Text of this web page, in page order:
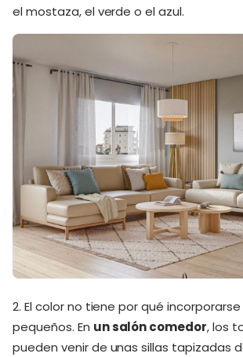
el mostaza, el verde o el azul.
2. El color no tiene por qué
pequeños. En un salón comedor, los
pueden venir de unas sillas tapizadas